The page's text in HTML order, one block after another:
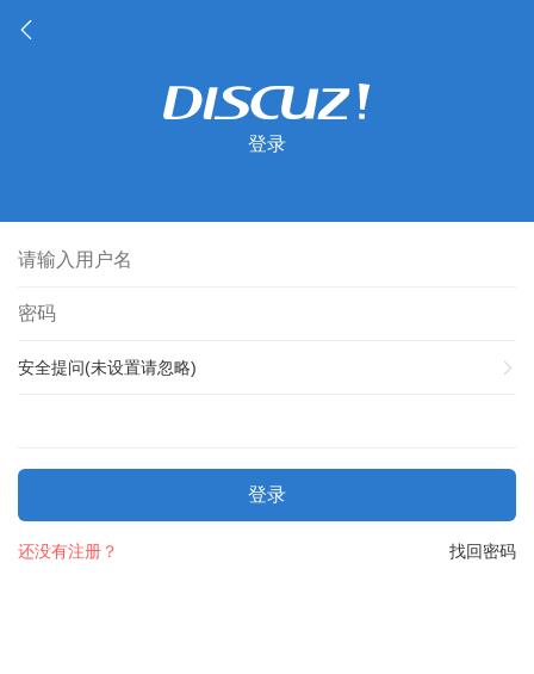
登录
安全提问(未设置请忽略)
登录
找回密码
还没有注册？